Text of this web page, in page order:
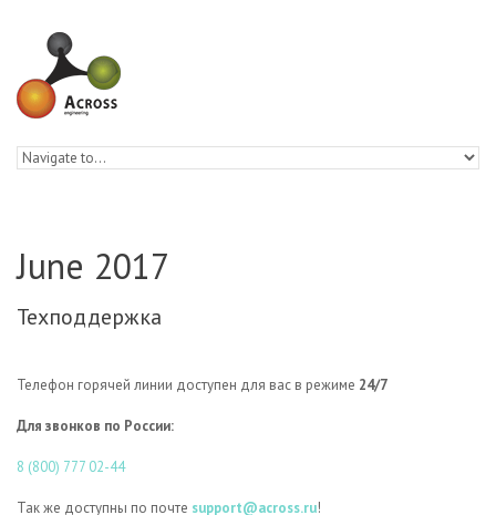
June 2017
Техподдержка
Телефон горячей линии доступен для вас в режиме 24/7
Для звонков по России:
8 (800) 777 02-44
Так же доступны по почте support@across.ru!